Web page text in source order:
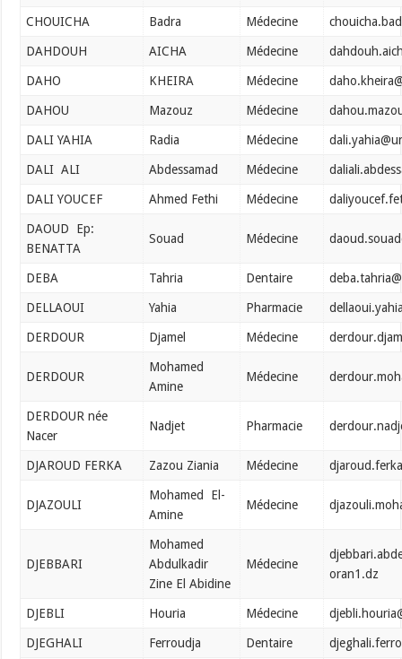
CHOUICHA Badra Médecine
DAHDOUH AICHA Médecine
DAHO KHEIRA Médecine
DAHOU Mazouz Médecine
DALI YAHIA Radia Médecine
DALI ALI Abdessamad Médecine
DALI YOUCEF Ahmed Fethi Médecine
DAOUD Ep:
BENATTA
Souad Médecine
DEBA Tahria Dentaire
DELLAOUI Yahia Pharmacie
DERDOUR Djamel Médecine
DERDOUR
Mohamed
Amine
Médecine
DERDOUR née
Nacer
Nadjet Pharmacie
DJAROUD FERKA Zazou Ziania Médecine
DJAZOULI
Mohamed El-
Amine
Médecine
DJEBBARI
Mohamed
Abdulkadir
Zine El Abidine
Médecine
oran1.dz
DJEBLI Houria Médecine
DJEGHALI Ferroudja Dentaire